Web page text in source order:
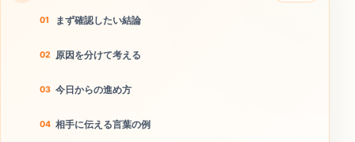
まず確認したい結論
原因を分けて考える
今日からの進め方
相手に伝える言葉の例